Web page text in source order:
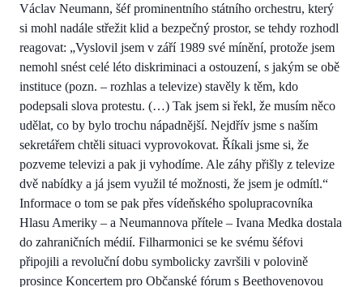
Václav Neumann, šéf prominentního státního orchestru, který
si mohl nadále střežit klid a bezpečný prostor, se tehdy rozhodl
reagovat: „Vyslovil jsem v září 1989 své mínění, protože jsem
nemohl snést celé léto diskriminaci a ostouzení, s jakým se obě
instituce (pozn. – rozhlas a televize) stavěly k těm, kdo
podepsali slova protestu. (…) Tak jsem si řekl, že musím něco
udělat, co by bylo trochu nápadnější. Nejdřív jsme s naším
sekretářem chtěli situaci vyprovokovat. Říkali jsme si, že
pozveme televizi a pak ji vyhodíme. Ale záhy přišly z televize
dvě nabídky a já jsem využil té možnosti, že jsem je odmítl.“
Informace o tom se pak přes vídeňského spolupracovníka
Hlasu Ameriky – a Neumannova přítele – Ivana Medka dostala
do zahraničních médií. Filharmonici se ke svému šéfovi
připojili a revoluční dobu symbolicky završili v polovině
prosince Koncertem pro Občanské fórum s Beethovenovou